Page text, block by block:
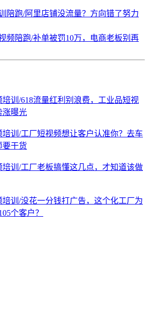
陪跑/阿里店铺没流量？方向错了努力
频陪跑/补单被罚10万，电商老板别再
训/618流量红利别浪费，工业品短视
涨曝光
训/工厂短视频想让客户认准你？去车
要干货
训/工厂老板搞懂这几点，才知道该做
训/没花一分钱打广告，这个化工厂为
个客户？